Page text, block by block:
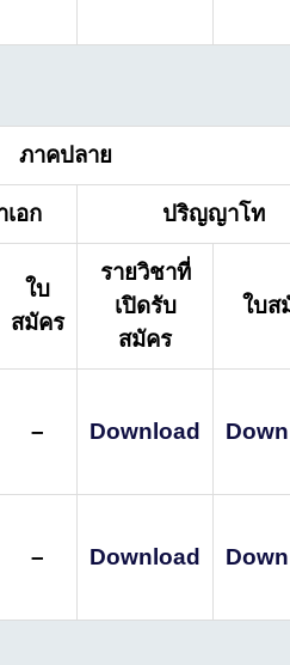
ภาคปลาย
อก ปริญญาโท
ใบ
สมัคร
รายวิชาที่
เปิดรับ
สมัคร
ใบส
– Download
– Download